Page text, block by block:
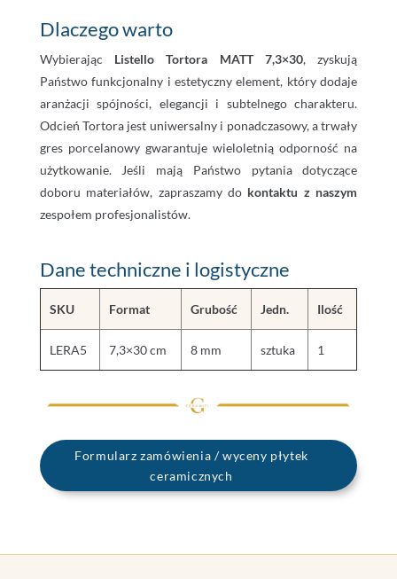
Dlaczego warto
Wybierając Listello Tortora MATT 7,3×30, zyskują
Państwo funkcjonalny i estetyczny element, który dodaje
aranżacji spójności, elegancji i subtelnego charakteru.
Odcień Tortora jest uniwersalny i ponadczasowy, a trwały
gres porcelanowy gwarantuje wieloletnią odporność na
użytkowanie. Jeśli mają Państwo pytania dotyczące
doboru materiałów, zapraszamy do kontaktu z naszym
zespołem profesjonalistów.
Dane techniczne i logistyczne
SKU Format Grubość Jedn. Ilość
LERA5 7,3×30 cm 8 mm sztuka 1
Formularz zamówienia / wyceny płytek
ceramicznych